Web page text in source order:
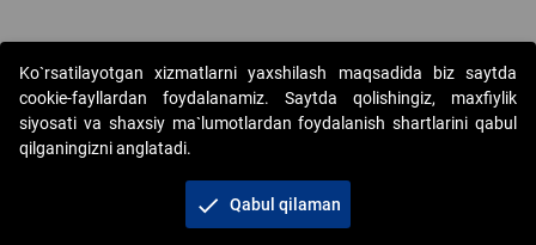
Copyright © 2017-2026. "Elektron onlayn-auksionlarni
tashkil etish" AJ. Barcha huquqlar himoyalangan
Ko`rsatilayotgan xizmatlarni yaxshilash maqsadida biz saytda
cookie-fayllardan foydalanamiz. Saytda qolishingiz, maxfiylik
siyosati va shaxsiy ma`lumotlardan foydalanish shartlarini qabul
qilganingizni anglatadi.
check Qabul qilaman